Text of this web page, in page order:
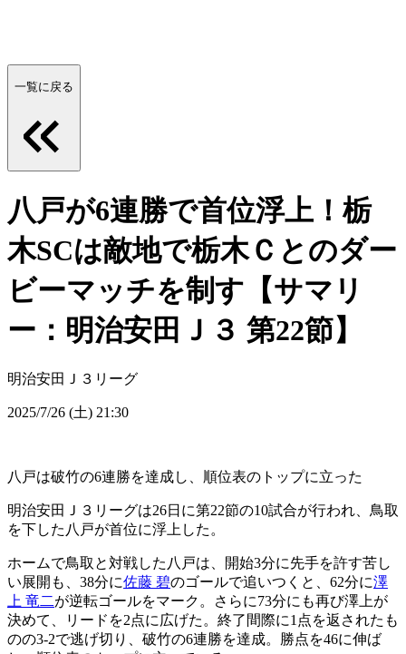
一覧に戻る
八戸が6連勝で首位浮上！栃
木SCは敵地で栃木Ｃとのダー
ビーマッチを制す【サマリ
ー：明治安田Ｊ３ 第22節】
明治安田Ｊ３リーグ
2025/7/26 (土) 21:30
八戸は破竹の6連勝を達成し、順位表のトップに立った
明治安田Ｊ３リーグは26日に第22節の10試合が行われ、鳥取
を下した八戸が首位に浮上した。
ホームで鳥取と対戦した八戸は、開始3分に先手を許す苦し
い展開も、38分に佐藤 碧のゴールで追いつくと、62分に澤
上 竜二が逆転ゴールをマーク。さらに73分にも再び澤上が
決めて、リードを2点に広げた。終了間際に1点を返されたも
のの3-2で逃げ切り、破竹の6連勝を達成。勝点を46に伸ば